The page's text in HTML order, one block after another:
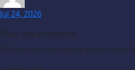
Jul 24, 2026
Deja una respuesta
Tu dirección de correo electrónico